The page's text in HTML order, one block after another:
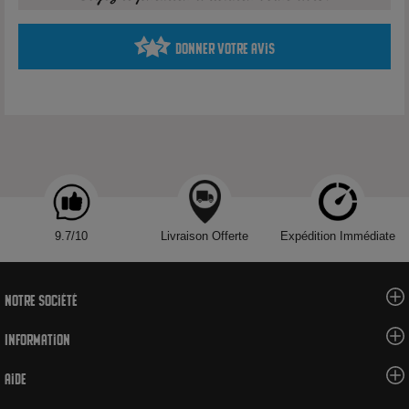
Produit interdit aux mineurs, déconseillé aux femmes
Donner votre avis
9.7/10 Livraison Offerte Expédition Immédiate
Notre société
Information
Aide